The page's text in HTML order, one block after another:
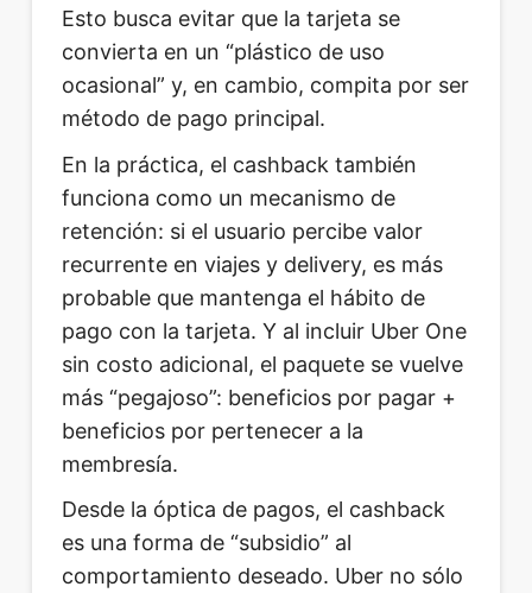
Esto busca evitar que la tarjeta se
convierta en un “plástico de uso
ocasional” y, en cambio, compita por ser
método de pago principal.
En la práctica, el cashback también
funciona como un mecanismo de
retención: si el usuario percibe valor
recurrente en viajes y delivery, es más
probable que mantenga el hábito de
pago con la tarjeta. Y al incluir Uber One
sin costo adicional, el paquete se vuelve
más “pegajoso”: beneficios por pagar +
beneficios por pertenecer a la
membresía.
Desde la óptica de pagos, el cashback
es una forma de “subsidio” al
comportamiento deseado. Uber no sólo